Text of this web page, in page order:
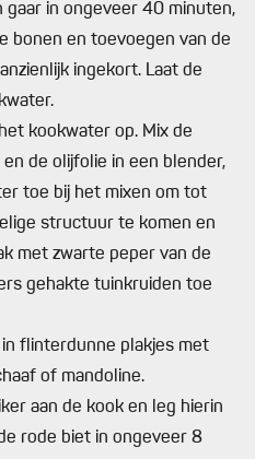
gaar in ongeveer 40 minuten,
bonen en toevoegen van de
ingekort. Laat de
kookwater op. Mix de
de olijfolie in een blender,
toe bij het mixen om tot
structuur te komen en
met zwarte peper van de
gehakte tuinkruiden toe
flinterdunne plakjes met
of mandoline.
aan de kook en leg hierin
rode biet in ongeveer 8